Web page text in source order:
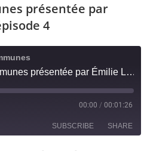
présentée par
4
Histoire des communes présentée par Émilie Leroy: Ablis épisode 4
00:00 / 00:01:26
SUBSCRIBE SHARE